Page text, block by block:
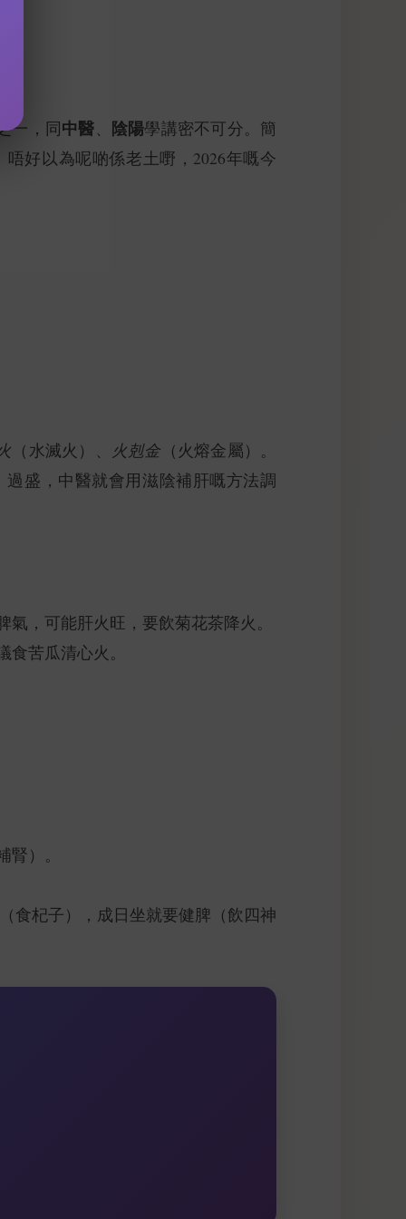
一，同中醫、 陰陽學講密不可分。簡
好以為呢啲係老土嘢，2026年嘅今
（水滅火）、 火剋金 （火熔金屬）。
盛，中醫就會用滋陰補肝嘅方法調
氣，可能肝火旺，要飲菊花茶降火。
苦瓜清心火。
）。
食杞子），成日坐就要健脾（飲四神